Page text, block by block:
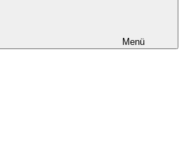
Menü